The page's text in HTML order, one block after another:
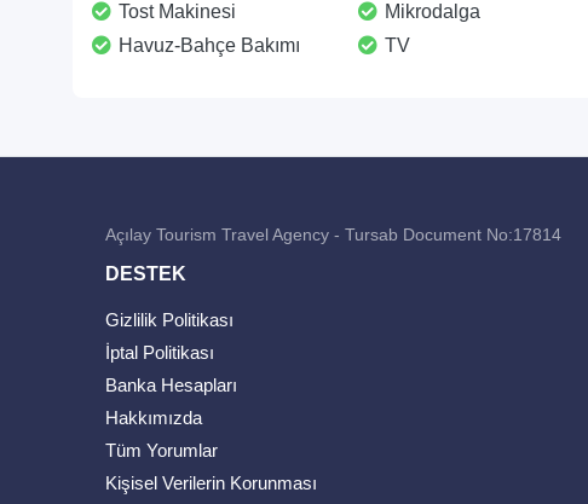
Tost Makinesi
Mikrodalga
Havuz-Bahçe Bakımı
TV
Açılay Tourism Travel Agency - Tursab Document No:17814
DESTEK
Gizlilik Politikası
İptal Politikası
Banka Hesapları
Hakkımızda
Tüm Yorumlar
Kişisel Verilerin Korunması